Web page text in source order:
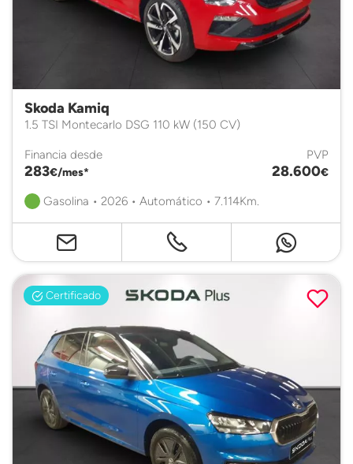
Skoda Kamiq
1.5 TSI Montecarlo DSG 110 kW (150 CV)
Financia desde
283€/mes*
PVP
28.600€
Gasolina • 2026 • Automático • 7.114Km.
Certificado